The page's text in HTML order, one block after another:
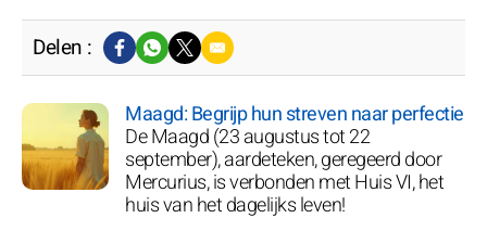
Delen :
Maagd: Begrijp hun streven naar perfectie
De Maagd (23 augustus tot 22
september), aardeteken, geregeerd door
Mercurius, is verbonden met Huis VI, het
huis van het dagelijks leven!